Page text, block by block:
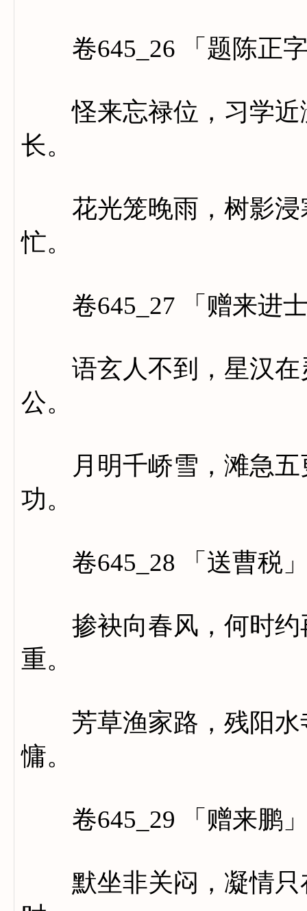
卷645_26 「题陈正字
怪来忘禄位，习学近
长。
花光笼晚雨，树影浸
忙。
卷645_27 「赠来进士
语玄人不到，星汉在
公。
月明千峤雪，滩急五
功。
卷645_28 「送曹税
掺袂向春风，何时约
重。
芳草渔家路，残阳水
慵。
卷645_29 「赠来鹏
默坐非关闷，凝情只